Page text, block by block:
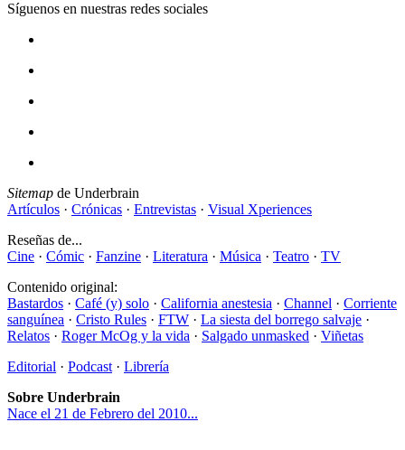
Síguenos en nuestras redes sociales
Sitemap de Underbrain
Artículos · Crónicas · Entrevistas · Visual Xperiences
Reseñas de...
Cine · Cómic · Fanzine · Literatura · Música · Teatro · TV
Contenido original:
Bastardos · Café (y) solo · California anestesia · Channel · Corriente
sanguínea · Cristo Rules · FTW · La siesta del borrego salvaje ·
Relatos · Roger McOg y la vida · Salgado unmasked · Viñetas
Editorial · Podcast · Librería
Sobre Underbrain
Nace el 21 de Febrero del 2010...